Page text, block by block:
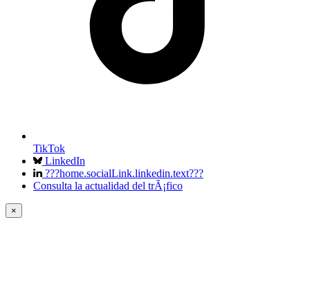
TikTok
LinkedIn
???home.socialLink.linkedin.text???
Consulta la actualidad del trÃ¡fico
×